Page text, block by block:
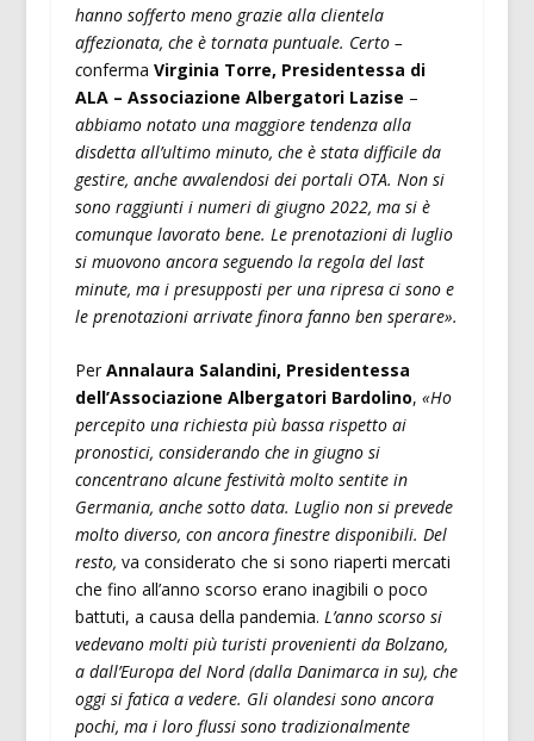
hanno sofferto meno grazie alla clientela
affezionata, che è tornata puntuale. Certo –
conferma Virginia Torre, Presidentessa di
ALA – Associazione Albergatori Lazise –
abbiamo notato una maggiore tendenza alla
disdetta all’ultimo minuto, che è stata difficile da
gestire, anche avvalendosi dei portali OTA. Non si
sono raggiunti i numeri di giugno 2022, ma si è
comunque lavorato bene. Le prenotazioni di luglio
si muovono ancora seguendo la regola del last
minute, ma i presupposti per una ripresa ci sono e
le prenotazioni arrivate finora fanno ben sperare».
Per Annalaura Salandini, Presidentessa
dell’Associazione Albergatori Bardolino, «Ho
percepito una richiesta più bassa rispetto ai
pronostici, considerando che in giugno si
concentrano alcune festività molto sentite in
Germania, anche sotto data. Luglio non si prevede
molto diverso, con ancora finestre disponibili. Del
resto, va considerato che si sono riaperti mercati
che fino all’anno scorso erano inagibili o poco
battuti, a causa della pandemia. L’anno scorso si
vedevano molti più turisti provenienti da Bolzano,
a dall’Europa del Nord (dalla Danimarca in su), che
oggi si fatica a vedere. Gli olandesi sono ancora
pochi, ma i loro flussi sono tradizionalmente